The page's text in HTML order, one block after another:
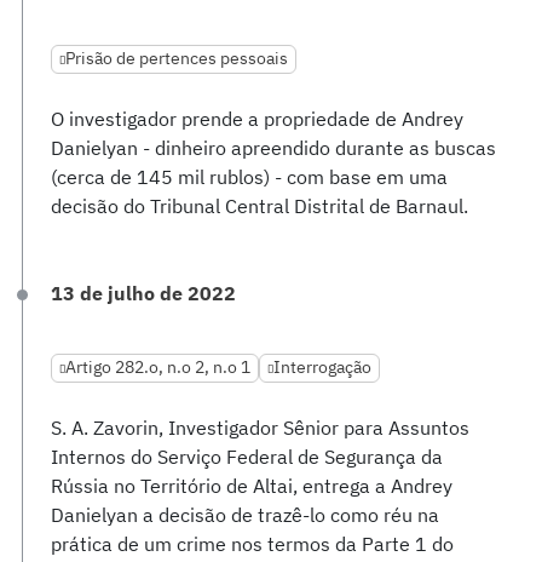
Prisão de pertences pessoais
O investigador prende a propriedade de Andrey
Danielyan - dinheiro apreendido durante as buscas
(cerca de 145 mil rublos) - com base em uma
decisão do Tribunal Central Distrital de Barnaul.
13 de julho de 2022
Artigo 282.o, n.o 2, n.o 1 Interrogação
S. A. Zavorin, Investigador Sênior para Assuntos
Internos do Serviço Federal de Segurança da
Rússia no Território de Altai, entrega a Andrey
Danielyan a decisão de trazê-lo como réu na
prática de um crime nos termos da Parte 1 do